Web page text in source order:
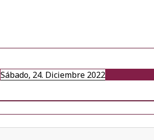
Sábado, 24. Diciembre 2022